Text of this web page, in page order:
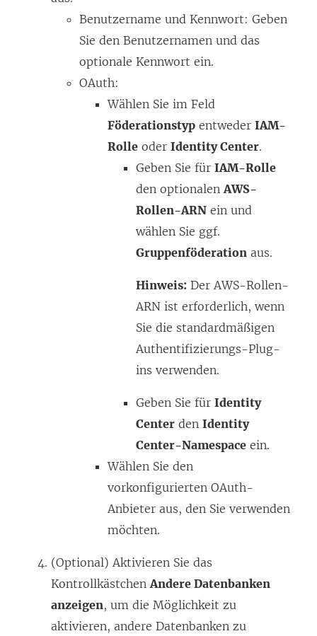
r
g
f
n
e
t
)
Benutzername und Kennwort: Geben
Sie den Benutzernamen und das
optionale Kennwort ein.
OAuth:
Wählen Sie im Feld
Föderationstyp entweder IAM-
Rolle oder Identity Center.
Geben Sie für IAM-Rolle
den optionalenAWS-
Rollen-ARN ein und
wählen Sie ggf.
Gruppenföderation aus.
Hinweis: Der AWS-Rollen-
ARN ist erforderlich, wenn
Sie die standardmäßigen
Authentifizierungs-Plug-
ins verwenden.
Geben Sie für Identity
Center den Identity
Center-Namespace ein.
Wählen Sie den
vorkonfigurierten OAuth-
Anbieter aus, den Sie verwenden
möchten.
(Optional) Aktivieren Sie das
KontrollkästchenAndere Datenbanken
anzeigen, um die Möglichkeit zu
aktivieren, andere Datenbanken zu